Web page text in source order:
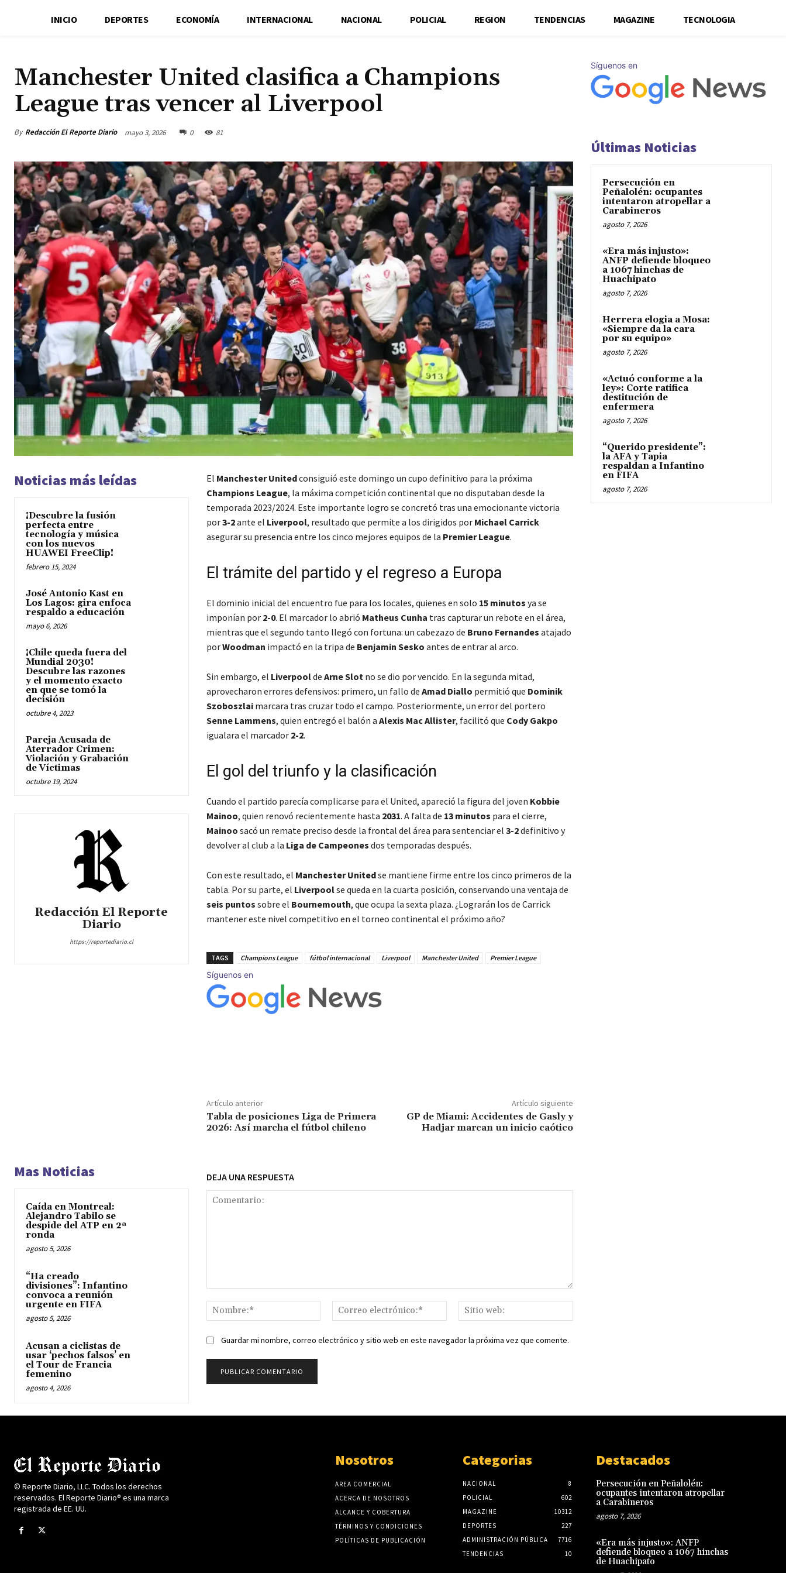
INICIO DEPORTES ECONOMÍA INTERNACIONAL NACIONAL POLICIAL REGION TENDENCIAS MAGAZINE TECNOLOGIA
Manchester United clasifica a Champions
League tras vencer al Liverpool
By Redacción El Reporte Diario mayo 3, 2026 0 81
Noticias más leídas
¡Descubre la fusión
perfecta entre
tecnología y música
con los nuevos
HUAWEI FreeClip!
febrero 15, 2024
José Antonio Kast en
Los Lagos: gira enfoca
respaldo a educación
mayo 6, 2026
¡Chile queda fuera del
Mundial 2030!
Descubre las razones
y el momento exacto
en que se tomó la
decisión
octubre 4, 2023
Pareja Acusada de
Aterrador Crimen:
Violación y Grabación
de Víctimas
octubre 19, 2024
Redacción El Reporte
Diario
https://reportediario.cl
El Manchester Unitedconsiguió este domingo un cupo definitivo para la próxima
Champions League, la máxima competición continental que no disputaban desde la
temporada 2023/2024. Este importante logro se concretó tras una emocionante victoria
por3-2ante el Liverpool, resultado que permite a los dirigidos por Michael Carrick
asegurar su presencia entre los cinco mejores equipos de la Premier League.
El trámite del partido y el regreso a Europa
El dominio inicial del encuentro fue para los locales, quienes en solo 15 minutos ya se
imponían por 2-0. El marcador lo abrió Matheus Cunha tras capturar un rebote en el área,
mientras que el segundo tanto llegó con fortuna: un cabezazo de Bruno Fernandes atajado
porWoodman impactó en la tripa de Benjamin Sesko antes de entrar al arco.
Sin embargo, el Liverpoolde Arne Slotno se dio por vencido. En la segunda mitad,
aprovecharon errores defensivos: primero, un fallo de Amad Diallo permitió que Dominik
Szoboszlaimarcara tras cruzar todo el campo. Posteriormente, un error del portero
Senne Lammens, quien entregó el balón a Alexis Mac Allister, facilitó que Cody Gakpo
igualara el marcador 2-2.
El gol del triunfo y la clasificación
Cuando el partido parecía complicarse para el United, apareció la figura del joven Kobbie
Mainoo, quien renovó recientemente hasta 2031. A falta de 13 minutos para el cierre,
Mainoo sacó un remate preciso desde la frontal del área para sentenciar el 3-2definitivo y
devolver al club a la Liga de Campeones dos temporadas después.
Con este resultado, el Manchester Unitedse mantiene firme entre los cinco primeros de la
tabla. Por su parte, el Liverpoolse queda en la cuarta posición, conservando una ventaja de
seis puntos sobre el Bournemouth, que ocupa la sexta plaza. ¿Lograrán los de Carrick
mantener este nivel competitivo en el torneo continental el próximo año?
TAGS Champions League fútbol internacional Liverpool Manchester United Premier League
Síguenos en
Artículo anterior
Tabla de posiciones Liga de Primera
2026: Así marcha el fútbol chileno
Artículo siguiente
GP de Miami: Accidentes de Gasly y
Hadjar marcan un inicio caótico
Mas Noticias
Caída en Montreal:
Alejandro Tabilo se
despide del ATP en 2ª
ronda
agosto 5, 2026
“Ha creado
divisiones”: Infantino
convoca a reunión
urgente en FIFA
agosto 5, 2026
Acusan a ciclistas de
usar ‘pechos falsos’ en
el Tour de Francia
femenino
agosto 4, 2026
DEJA UNA RESPUESTA
Nombre:*
Correo
electrónico:*
web:
Guardar mi nombre, correo electrónico y sitio web en este navegador la próxima vez que comente.
Síguenos en
Últimas Noticias
Persecución en
Peñalolén: ocupantes
intentaron atropellar a
Carabineros
agosto 7, 2026
«Era más injusto»:
ANFP defiende bloqueo
a 1067 hinchas de
Huachipato
agosto 7, 2026
Herrera elogia a Mosa:
«Siempre da la cara
por su equipo»
agosto 7, 2026
«Actuó conforme a la
ley»: Corte ratifica
destitución de
enfermera
agosto 7, 2026
“Querido presidente”:
la AFA y Tapia
respaldan a Infantino
en FIFA
agosto 7, 2026
© Reporte Diario, LLC. Todos los derechos
reservados. El Reporte Diario® es una marca
registrada de EE. UU.
Nosotros
AREA COMERCIAL
ACERCA DE NOSOTROS
ALCANCE Y COBERTURA
TÉRMINOS Y CONDICIONES
POLÍTICAS DE PUBLICACIÓN
Categorias
NACIONAL
8
POLICIAL
602
MAGAZINE
10312
DEPORTES
227
ADMINISTRACIÓN PÚBLICA
7716
TENDENCIAS
10
Destacados
Persecución en Peñalolén:
ocupantes intentaron atropellar
a Carabineros
agosto 7, 2026
«Era más injusto»: ANFP
defiende bloqueo a 1067 hinchas
de Huachipato